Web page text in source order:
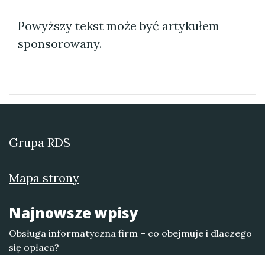
Powyższy tekst może być artykułem
sponsorowany.
Grupa RDS
Mapa strony
Najnowsze wpisy
Obsługa informatyczna firm – co obejmuje i dlaczego
się opłaca?